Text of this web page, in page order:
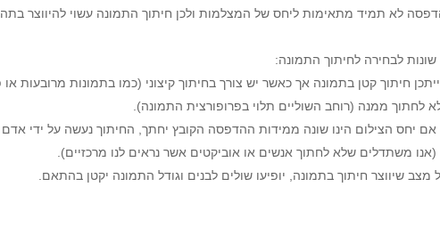
לא תמיד מתאימות ליחס של המצלמות ולכן חיתוך התמונה עשוי להיווצר
שונות לבחירה לחיתוך התמונה:
ייתכן חיתוך קטן בתמונה אך כאשר יש צורך בחיתוך קיצוני (כמו בתמונות מרובעות או
לחתוך ממנה (רוחב השוליים תלוי בפרופורצית התמונה).
אם יחס הצילום הינו שונה ממידות ההדפסה הקובץ יחתך, החיתוך נעשה על ידי אדם
משתדלים שלא לחתוך אנשים או אוביקטים אשר נראים לנו מרכזיים).